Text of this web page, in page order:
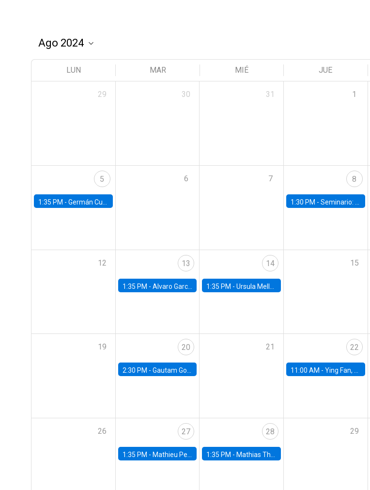
LUN MAR MIÉ JUE
29 30 31 1
5
1:35 PM - Germán Cubas, University of Houston
6 7 8
1:30 PM -Seminario: “Recuperando la humanidad para progresar en la era de la IA»
12 13
1:35 PM - Alvaro Garcia-Marin, Universidad de Los Andes
14
1:35 PM -Ursula Mello, Insper - Institute of Education and Research
15
19 20
2:30 PM - Gautam Gowrisankaran, Columbia University
21 22
11:00 AM -Ying Fan, University of Michigan
26 27
1:35 PM - Mathieu Pedemonte, IDB
28
1:35 PM - Mathias Thoenig, University of Lausanne
29